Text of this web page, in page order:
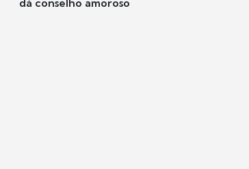
dá conselho amoroso